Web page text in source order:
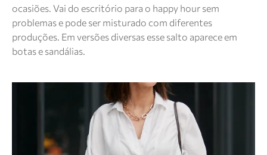
ocasiões. Vai do escritório para o happy hour sem
problemas e pode ser misturado com diferentes
produções. Em versões diversas esse salto aparece em
botas e sandálias.